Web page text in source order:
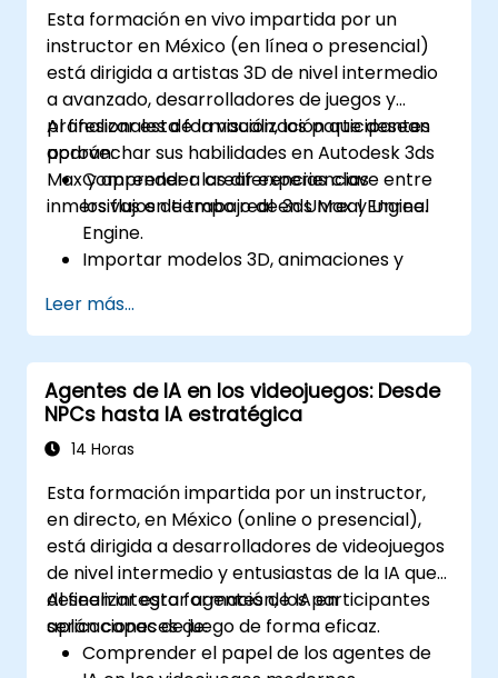
Esta formación en vivo impartida por un
instructor en México (en línea o presencial)
está dirigida a artistas 3D de nivel intermedio
a avanzado, desarrolladores de juegos y
profesionales de la visualización que desean
aprovechar sus habilidades en Autodesk 3ds
Max y aprender a crear experiencias
inmersivas en tiempo real en Unreal Engine.
Al finalizar esta formación, los participantes
podrán:
Comprender las diferencias clave entre
los flujos de trabajo de 3ds Max y Unreal
Engine.
Importar modelos 3D, animaciones y
Engine.
Crear y personalizar materiales, texturas
y sombreadores en Unreal Engine.
Configurar iluminación dinámica e
iluminación global para renderizado en
tiempo real.
de juego utilizando la programación visual
de Blueprint.
Optimizar activos y escenas para un
rendimiento y eficiencia en tiempo real.
Leer más...
Agentes de IA en los videojuegos: Desde
NPCs hasta IA estratégica
14 Horas
Esta formación impartida por un instructor,
en directo, en México (online o presencial),
está dirigida a desarrolladores de videojuegos
de nivel intermedio y entusiastas de la IA que
deseen integrar agentes de IA en
aplicaciones de juego de forma eficaz.
Al finalizar esta formación, los participantes
serán capaces de:
Comprender el papel de los agentes de